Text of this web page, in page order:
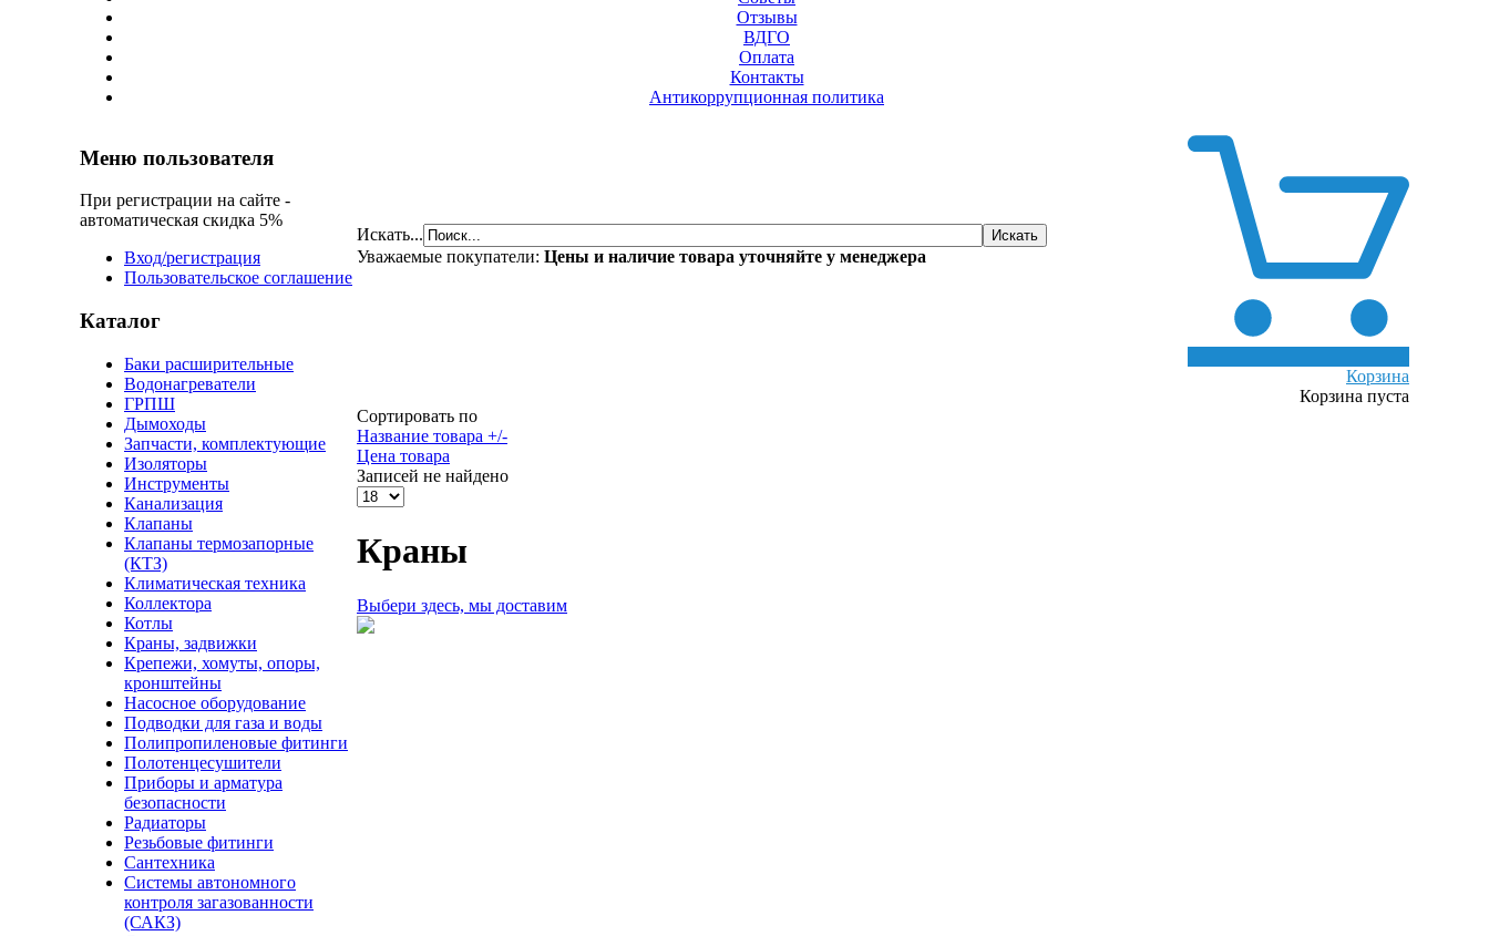
Отзывы
ВДГО
Оплата
Контакты
Антикоррупционная политика
Меню пользователя
При регистрации на сайте -
автоматическая скидка 5%
Вход/регистрация
Пользовательское соглашение
Каталог
Баки расширительные
Водонагреватели
ГРПШ
Дымоходы
Запчасти, комплектующие
Изоляторы
Инструменты
Канализация
Клапаны
Клапаны термозапорные
(КТЗ)
Климатическая техника
Коллектора
Котлы
Краны, задвижки
Крепежи, хомуты, опоры,
кронштейны
Насосное оборудование
Подводки для газа и воды
Полипропиленовые фитинги
Полотенцесушители
Приборы и арматура
безопасности
Радиаторы
Резьбовые фитинги
Сантехника
Системы автономного
контроля загазованности
(САКЗ)
Искать...
Уважаемые покупатели: Цены и наличие товара уточняйте у менеджера
Корзина
Корзина пуста
Сортировать по
Название товара +/-
Цена товара
Записей не найдено
Краны
Выбери здесь, мы доставим